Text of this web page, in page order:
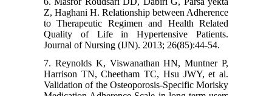
Z, Haghani H. Relationship between Adherence
to Therapeutic Regimen and Health Related
Quality of Life in Hypertensive Patients.
Journal of Nursing (IJN). 2013; 26(85):44-54.
7. Reynolds K, Viswanathan HN, Muntner P,
Harrison TN, Cheetham TC, Hsu JWY, et al.
Validation of the Osteoporosis-Specific Morisky